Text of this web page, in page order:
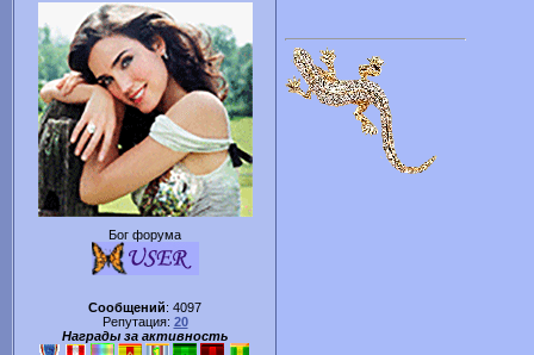
Бог форума
Сообщений: 4097
Репутация: 20
Награды за активность